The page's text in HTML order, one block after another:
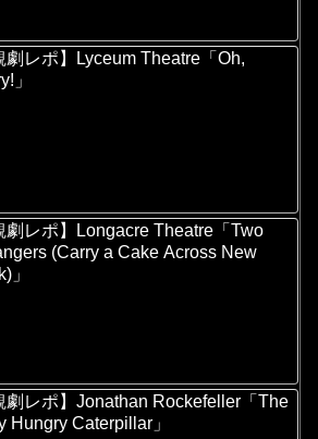
劇レポ】Lyceum Theatre「Oh,
」
劇レポ】Longacre Theatre「Two
(Carry a Cake Across New
」
劇レポ】Jonathan Rockefeller「The
Hungry Caterpillar」